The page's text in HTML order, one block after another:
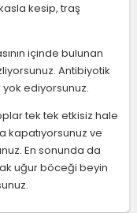
kesip, traş
içinde bulunan
Antibiyotik
yok ediyorsunuz.
tek tek etkisiz hale
kapatıyorsunuz ve
En sonunda da
uğur böceği beyin